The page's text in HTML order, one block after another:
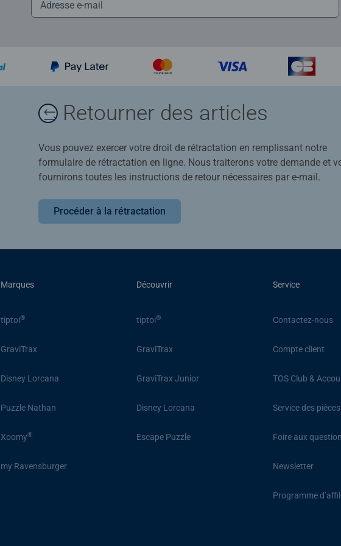
Retourner des articles
Vous pouvez exercer votre droit de rétractation en remplissant notre
formulaire de rétractation en ligne. Nous traiterons votre demande et
fournirons toutes les instructions de retour nécessaires par e-mail.
Procéder à la rétractation
Marques
tiptoi®
GraviTrax
Disney Lorcana
Puzzle Nathan
Xoomy®
my Ravensburger
Découvrir
tiptoi®
GraviTrax
GraviTrax Junior
Disney Lorcana
Escape Puzzle
Service
Contactez-nous
Compte client
TOS Club &
Service des
Foire aux
Newsletter
Programme